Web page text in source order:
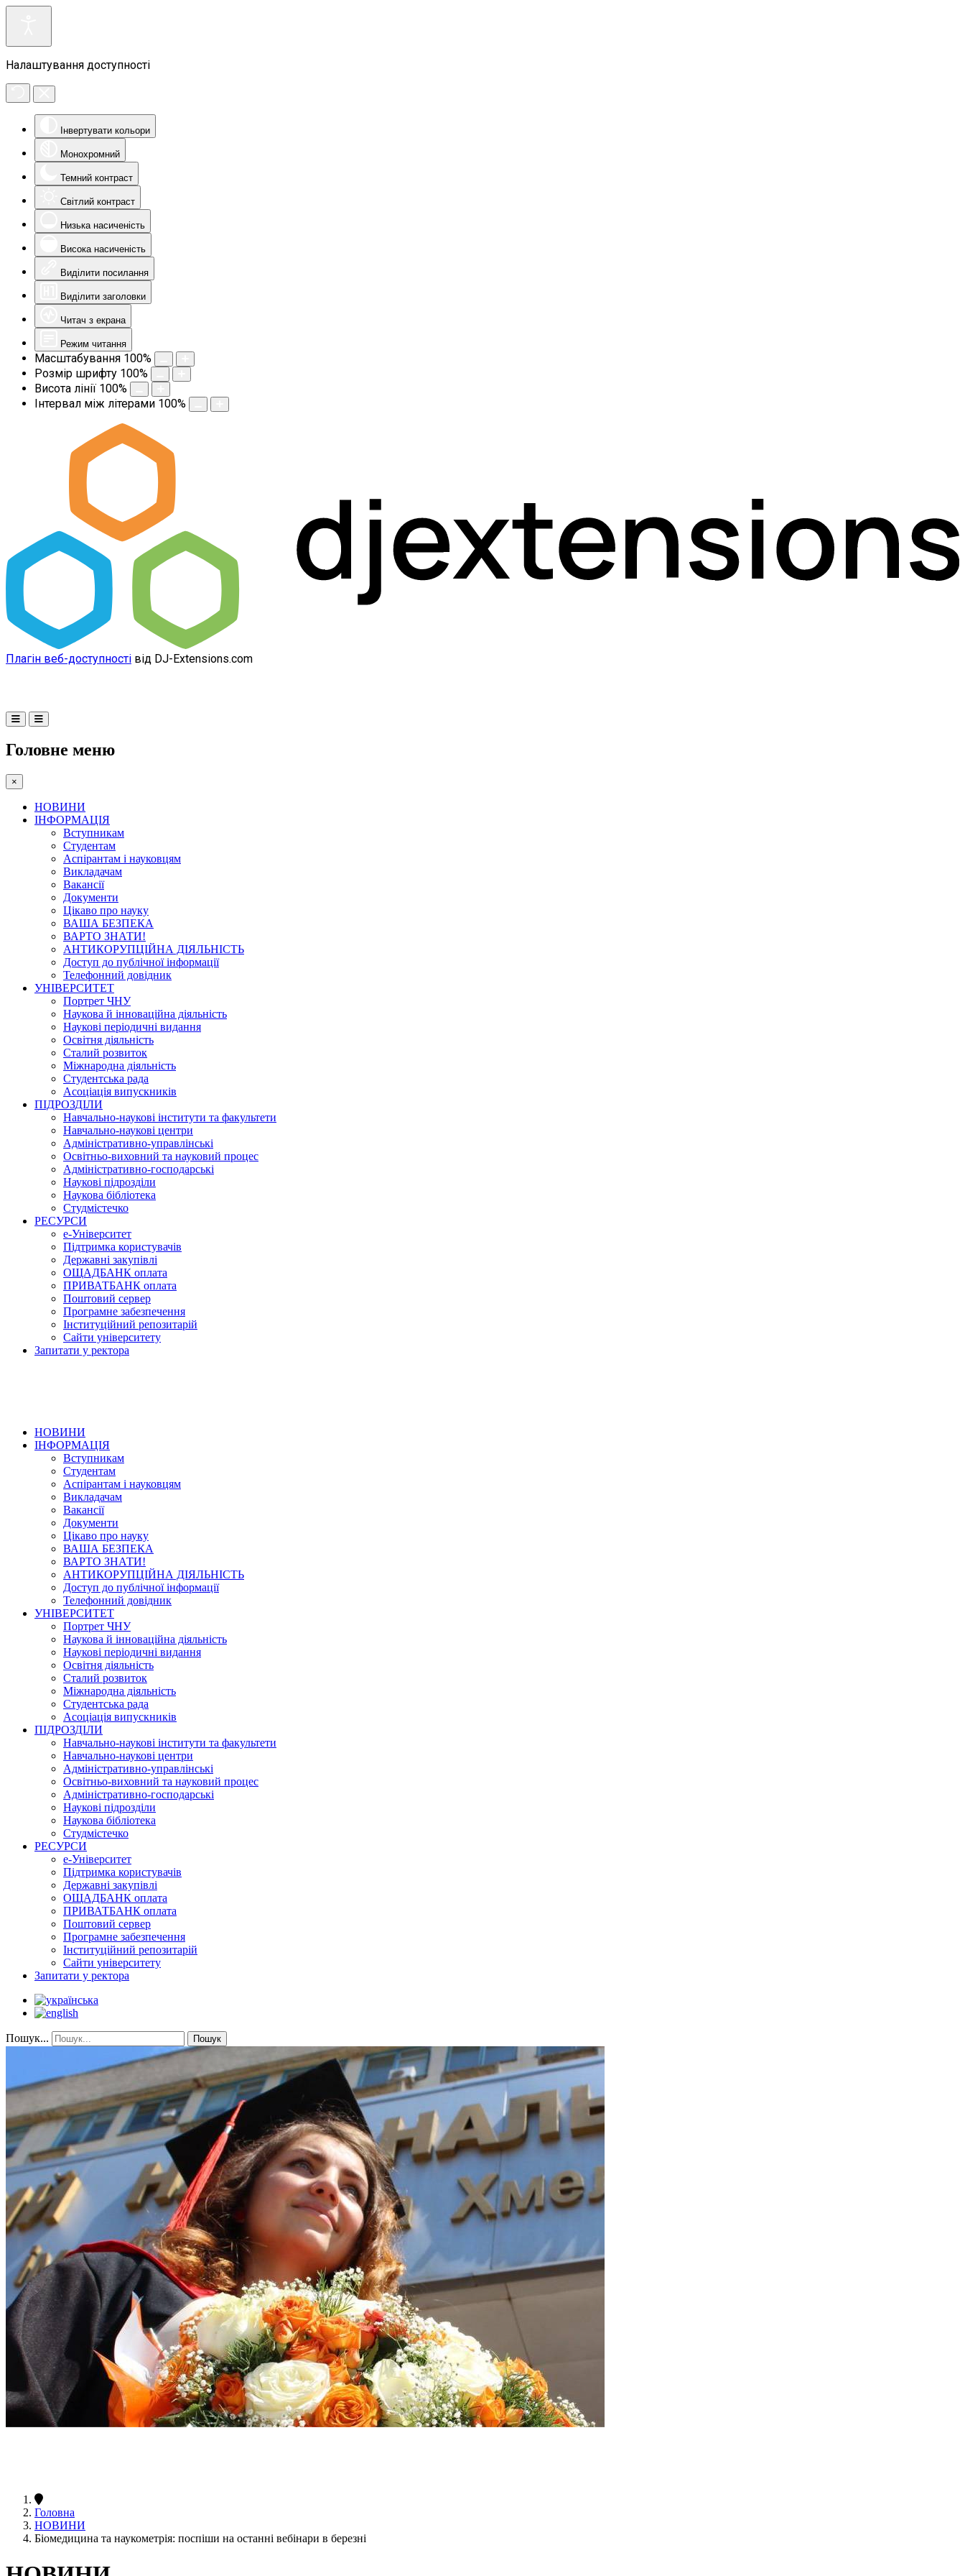
Налаштування доступності
Інвертувати кольори
Монохромний
Темний контраст
Світлий контраст
Низька насиченість
Висока насиченість
Виділити посилання
Виділити заголовки
Читач з екрана
Режим читання
Масштабування 100%
Розмір шрифту 100%
Висота лінії 100%
Інтервал між літерами 100%
Плагін веб-доступності від DJ-Extensions.com
Головне меню
×
НОВИНИ
ІНФОРМАЦІЯ
Вступникам
Студентам
Аспірантам і науковцям
Викладачам
Вакансії
Документи
Цікаво про науку
ВАША БЕЗПЕКА
ВАРТО ЗНАТИ!
АНТИКОРУПЦІЙНА ДІЯЛЬНІСТЬ
Доступ до публічної інформації
Телефонний довідник
УНІВЕРСИТЕТ
Портрет ЧНУ
Наукова й інноваційна діяльність
Наукові періодичні видання
Освітня діяльність
Сталий розвиток
Міжнародна діяльність
Студентська рада
Асоціація випускників
ПІДРОЗДІЛИ
Навчально-наукові інститути та факультети
Навчально-наукові центри
Адміністративно-управлінські
Освітньо-виховний та науковий процес
Адміністративно-господарські
Наукові підрозділи
Наукова бібліотека
Студмістечко
РЕСУРСИ
е-Університет
Підтримка користувачів
Державні закупівлі
ОЩАДБАНК оплата
ПРИВАТБАНК оплата
Поштовий сервер
Програмне забезпечення
Інституційний репозитарій
Сайти університету
Запитати у ректора
НОВИНИ
ІНФОРМАЦІЯ
Вступникам
Студентам
Аспірантам і науковцям
Викладачам
Вакансії
Документи
Цікаво про науку
ВАША БЕЗПЕКА
ВАРТО ЗНАТИ!
АНТИКОРУПЦІЙНА ДІЯЛЬНІСТЬ
Доступ до публічної інформації
Телефонний довідник
УНІВЕРСИТЕТ
Портрет ЧНУ
Наукова й інноваційна діяльність
Наукові періодичні видання
Освітня діяльність
Сталий розвиток
Міжнародна діяльність
Студентська рада
Асоціація випускників
ПІДРОЗДІЛИ
Навчально-наукові інститути та факультети
Навчально-наукові центри
Адміністративно-управлінські
Освітньо-виховний та науковий процес
Адміністративно-господарські
Наукові підрозділи
Наукова бібліотека
Студмістечко
РЕСУРСИ
е-Університет
Підтримка користувачів
Державні закупівлі
ОЩАДБАНК оплата
ПРИВАТБАНК оплата
Поштовий сервер
Програмне забезпечення
Інституційний репозитарій
Сайти університету
Запитати у ректора
Пошук... Пошук
Головна
НОВИНИ
Біомедицина та наукометрія: поспіши на останні вебінари в березні